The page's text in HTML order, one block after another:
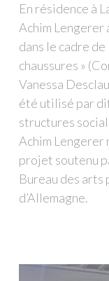
En résidence à
Achim Lengerer
dans le cadre de
chaussures »
Vanessa
été utilisé par
structures
Achim Lengerer
projet soutenu
Bureau des
d’Allemagne.